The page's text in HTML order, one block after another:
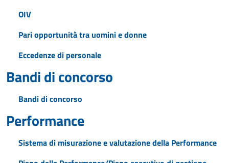
OIV
Pari opportunità tra uomini e donne
Eccedenze di personale
Bandi di concorso
Bandi di concorso
Performance
Sistema di misurazione e valutazione della Performance